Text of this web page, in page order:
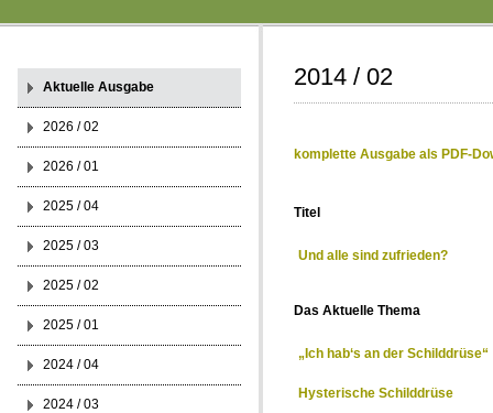
2014 / 02
komplette Ausgabe als PDF-
Titel
Und alle sind zufrieden?
Das Aktuelle Thema
„Ich hab‘s an der Schilddrüse“
Hysterische Schilddrüse
Aktuelle Ausgabe
2026 / 02
2026 / 01
2025 / 04
2025 / 03
2025 / 02
2025 / 01
2024 / 04
2024 / 03